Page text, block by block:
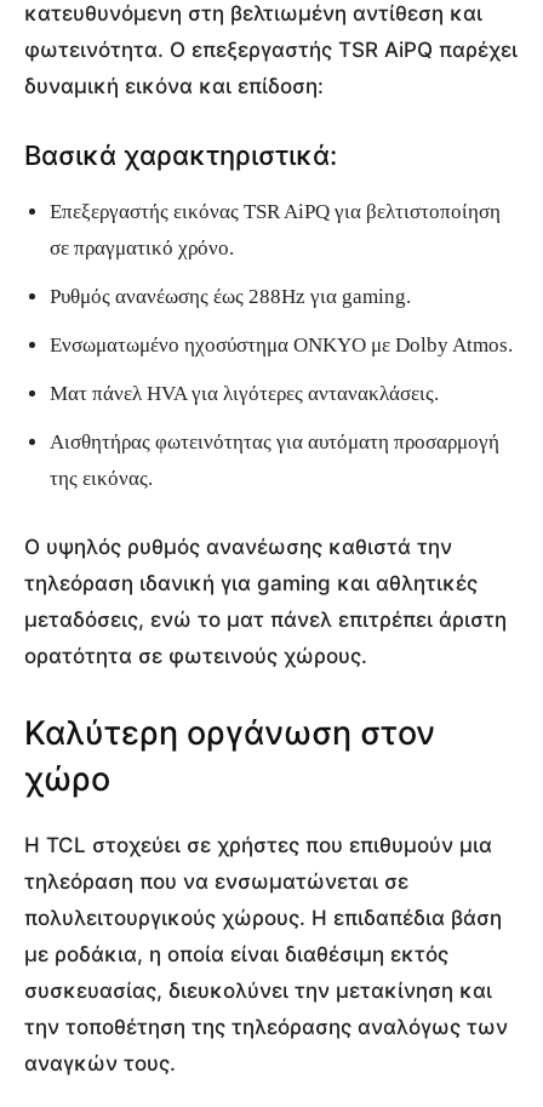
κατευθυνόμενη στη βελτιωμένη αντίθεση και
φωτεινότητα. Ο επεξεργαστής TSR AiPQ παρέχει
δυναμική εικόνα και επίδοση:
Βασικά χαρακτηριστικά:
Επεξεργαστής εικόνας TSR AiPQ για βελτιστοποίηση
σε πραγματικό χρόνο.
Ρυθμός ανανέωσης έως 288Hz για gaming.
Ενσωματωμένο ηχοσύστημα ONKYO με Dolby Atmos.
Ματ πάνελ HVA για λιγότερες αντανακλάσεις.
Αισθητήρας φωτεινότητας για αυτόματη προσαρμογή
της εικόνας.
Ο υψηλός ρυθμός ανανέωσης καθιστά την
τηλεόραση ιδανική για gaming και αθλητικές
μεταδόσεις, ενώ το ματ πάνελ επιτρέπει άριστη
ορατότητα σε φωτεινούς χώρους.
Καλύτερη οργάνωση στον
χώρο
Η TCL στοχεύει σε χρήστες που επιθυμούν μια
τηλεόραση που να ενσωματώνεται σε
πολυλειτουργικούς χώρους. Η επιδαπέδια βάση
με ροδάκια, η οποία είναι διαθέσιμη εκτός
συσκευασίας, διευκολύνει την μετακίνηση και
την τοποθέτηση της τηλεόρασης αναλόγως των
αναγκών τους.